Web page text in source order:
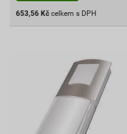
653,56 Kč celkem s DPH